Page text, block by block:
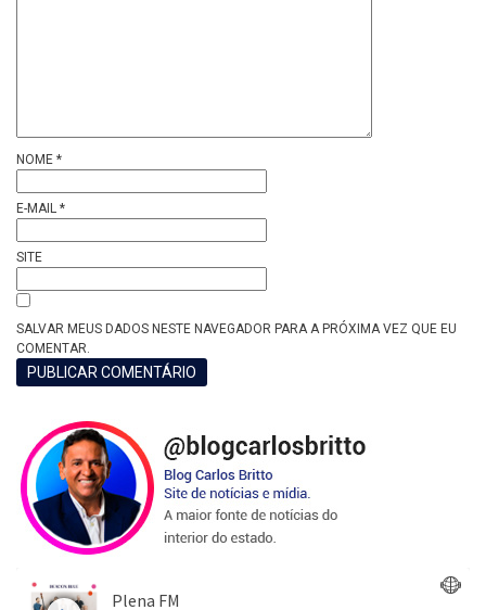
NOME *
E-MAIL *
SITE
SALVAR MEUS DADOS NESTE NAVEGADOR PARA A PRÓXIMA VEZ QUE EU
COMENTAR.